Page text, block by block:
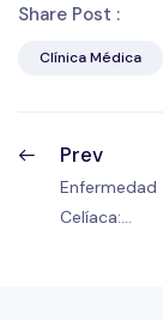
Share Post :
Clínica Médica
Prev
Enfermedad
Celíaca: